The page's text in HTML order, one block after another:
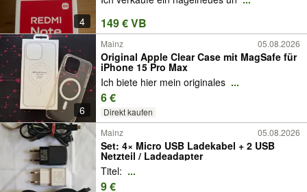
4 149 € VB
6
Mainz 05.08.2026
Original Apple Clear Case mit MagSafe für
iPhone 15 Pro Max
Ich biete hier mein originales ...
6 €
Direkt kaufen
Mainz
05.08.2026
Set: 4× Micro USB Ladekabel + 2 USB
Netzteil / Ladeadapter
​Titel: ...
9 €